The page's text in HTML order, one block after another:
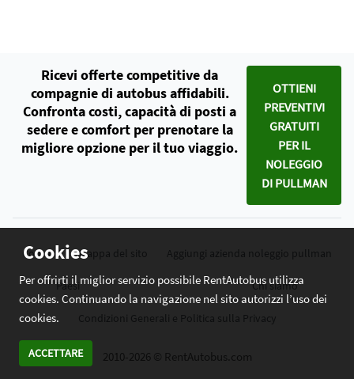
Cookies
Per offrirti il miglior servizio possibile RentAutobus utilizza
cookies. Continuando la navigazione nel sito autorizzi l’uso dei
cookies.
ACCETTARE
Ricevi offerte competitive da
compagnie di autobus affidabili.
Confronta costi, capacità di posti a
sedere e comfort per prenotare la
migliore opzione per il tuo viaggio.
OTTIENI
PREVENTIVI
GRATUITI
PER IL
NOLEGGIO
DI PULLMAN
Contatti Mappa del sito Aggiungi azienda noleggio pullman
Paesi Chi siamo
Condizioni Generali e Politica sulla Privacy
2010-2026 © RentAutobus.com